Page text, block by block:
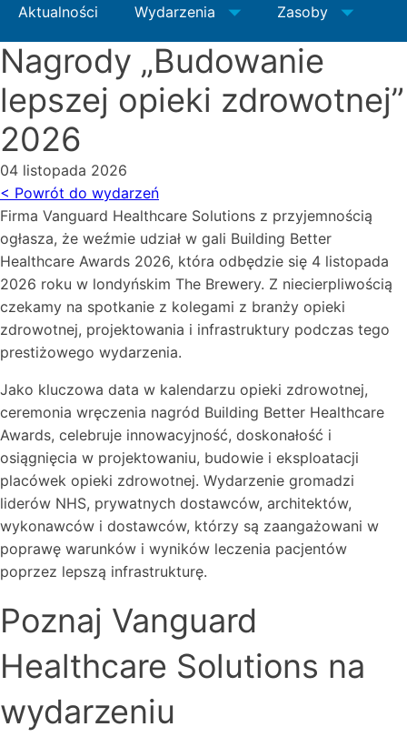
Aktualności Wydarzenia Zasoby
Nagrody „Budowanie
lepszej opieki zdrowotnej”
2026
04 listopada 2026
< Powrót do wydarzeń
Firma Vanguard Healthcare Solutions z przyjemnością
ogłasza, że weźmie udział w gali Building Better
Healthcare Awards 2026, która odbędzie się 4 listopada
2026 roku w londyńskim The Brewery. Z niecierpliwością
czekamy na spotkanie z kolegami z branży opieki
zdrowotnej, projektowania i infrastruktury podczas tego
prestiżowego wydarzenia.
Jako kluczowa data w kalendarzu opieki zdrowotnej,
ceremonia wręczenia nagród Building Better Healthcare
Awards, celebruje innowacyjność, doskonałość i
osiągnięcia w projektowaniu, budowie i eksploatacji
placówek opieki zdrowotnej. Wydarzenie gromadzi
liderów NHS, prywatnych dostawców, architektów,
wykonawców i dostawców, którzy są zaangażowani w
poprawę warunków i wyników leczenia pacjentów
poprzez lepszą infrastrukturę.
Poznaj Vanguard
Healthcare Solutions na
wydarzeniu